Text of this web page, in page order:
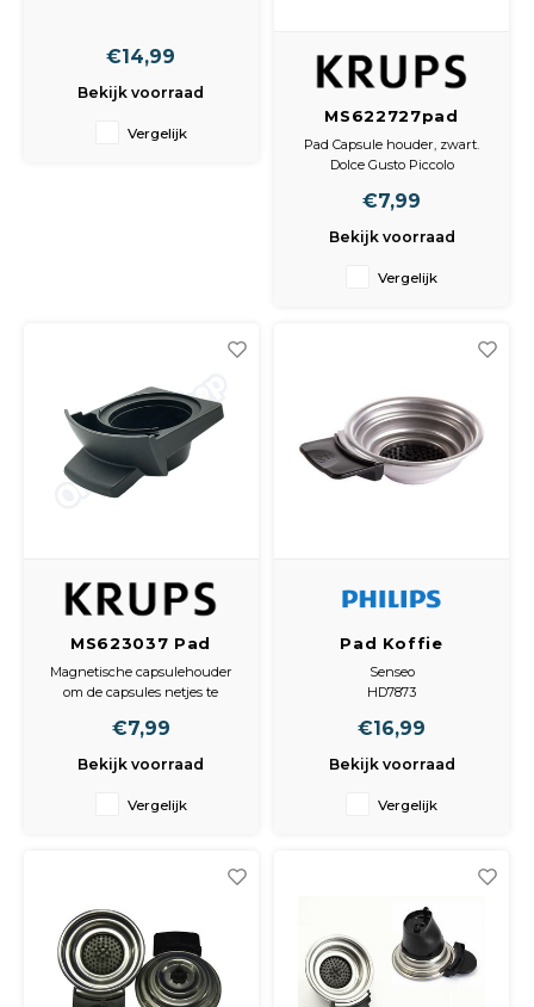
€14,99
Bekijk voorraad
Vergelijk
MS622727pad
capsule houder
zwart
Pad Capsule houder, zwart.
Dolce Gusto Piccolo
Pad: 75 x 65 x 35 mm
€7,99
Bekijk voorraad
Vergelijk
MS623037 Pad
Capsulehouder voor
Krups Dolce Gusto
Magnetische capsulehouder
om de capsules netjes te
uitwerpen dankzij de
De capsulehouder wordt
afgespoeld met stromend
€7,99
Bekijk voorraad
Vergelijk
Pad Koffie
padhouder 2 kops
422225944221
Senseo
HD7873
HD7825
HD7828
HD7853
Pad: 84 x 109 x 40 mm
€16,99
Bekijk voorraad
Vergelijk